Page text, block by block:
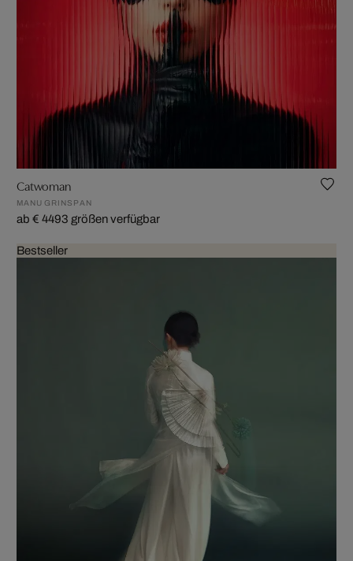
Catwoman
MANU GRINSPAN
ab € 4493 größen verfügbar
Bestseller